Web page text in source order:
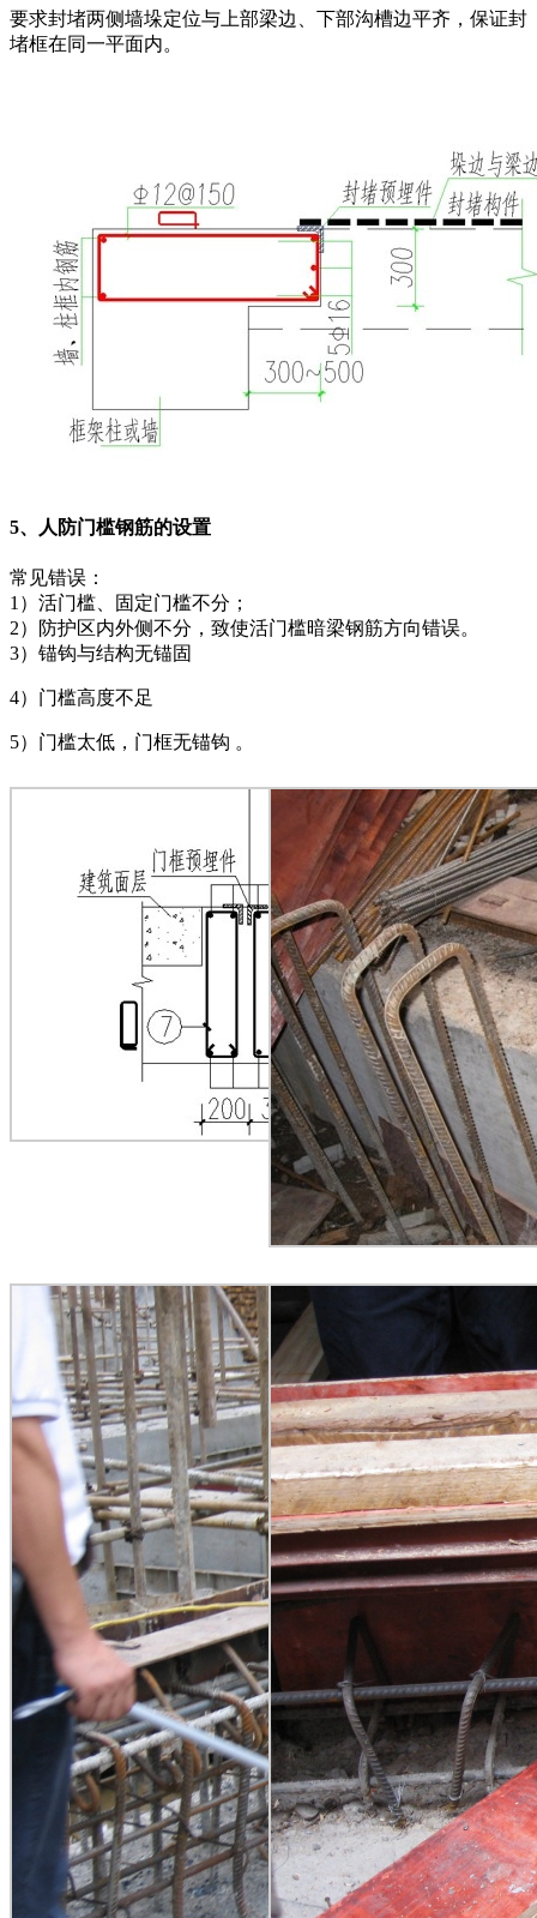
要求封堵两侧墙垛定位与上部梁边、下部沟槽边平齐，保证封
堵框在同一平面内。
5、人防门槛钢筋的设置
常见错误：
1）活门槛、固定门槛不分；
2）防护区内外侧不分，致使活门槛暗梁钢筋方向错误。
3）锚钩与结构无锚固
4）门槛高度不足
5）门槛太低，门框无锚钩 。